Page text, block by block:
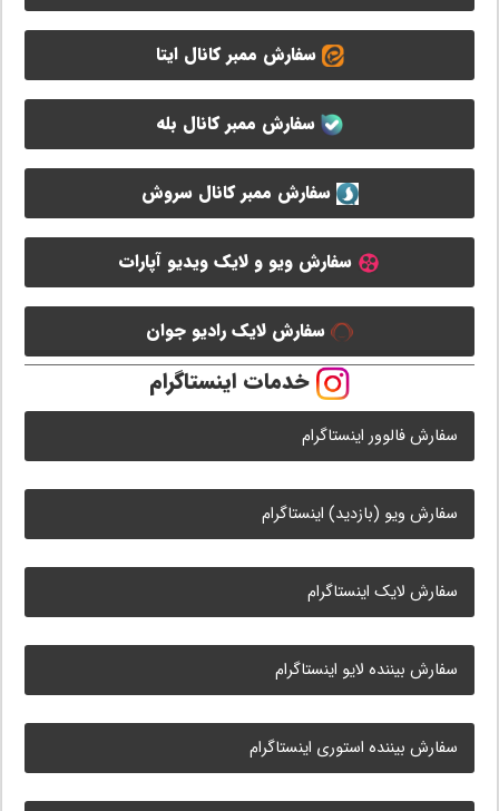
سفارش ممبر کانال ایتا
سفارش ممبر کانال بله
سفارش ممبر کانال سروش
سفارش ویو و لایک ویدیو آپارات
سفارش لایک رادیو جوان
خدمات اینستاگرام
سفارش فالوور اینستاگرام
سفارش ویو (بازدید) اینستاگرام
سفارش لایک اینستاگرام
سفارش بیننده لایو اینستاگرام
سفارش بیننده استوری اینستاگرام